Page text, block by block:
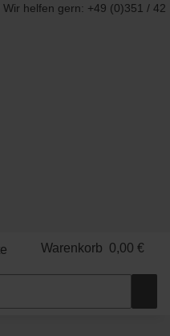
Wir helfen gern: +49 (0)351 / 42
Warenkorb 0,00 €